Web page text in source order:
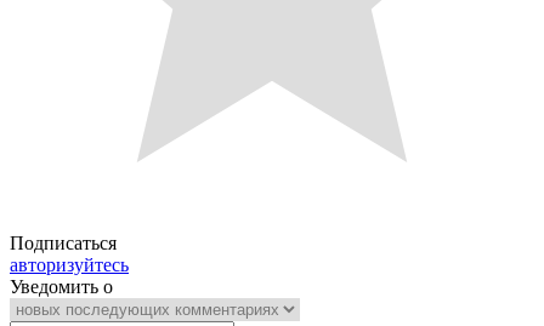
Подписаться
авторизуйтесь
Уведомить о